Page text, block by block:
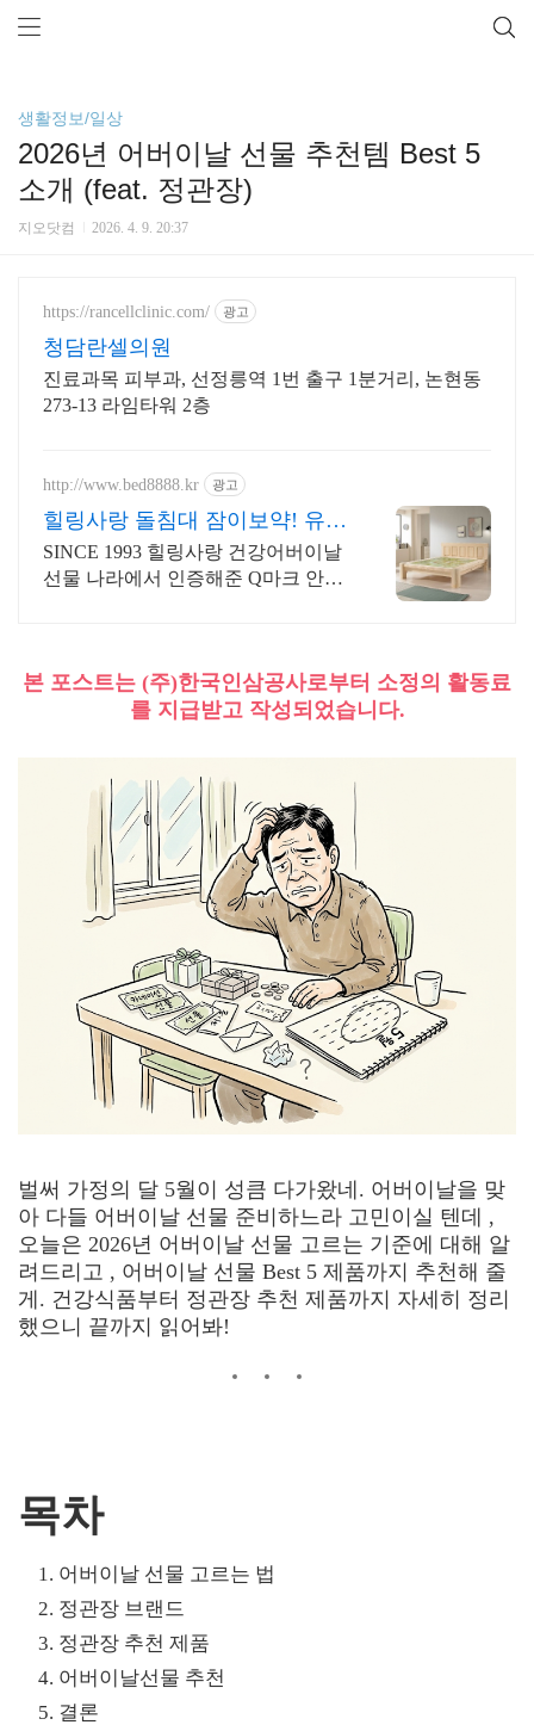
생활정보/일상
2026년 어버이날 선물 추천템 Best 5
소개 (feat. 정관장)
지오닷컴 2026. 4. 9. 20:37
https://rancellclinic.com/ 광고
청담란셀의원
진료과목 피부과, 선정릉역 1번 출구 1분거리, 논현동
273-13 라임타워 2층
http://www.bed8888.kr 광고
힐링사랑 돌침대 잠이보약! 유튜
브 돌침대TV 운영!
SINCE 1993 힐링사랑 건강어버이날
선물 나라에서 인증해준 Q마크 안전
본 포스트는 (주)한국인삼공사로부터 소정의 활동료
를 지급받고 작성되었습니다.
벌써 가정의 달 5월이 성큼 다가왔네. 어버이날을 맞
아 다들 어버이날 선물 준비하느라 고민이실 텐데 ,
오늘은 2026년 어버이날 선물 고르는 기준에 대해 알
려드리고 , 어버이날 선물 Best 5 제품까지 추천해 줄
게. 건강식품부터 정관장 추천 제품까지 자세히 정리
했으니 끝까지 읽어봐!
목차
어버이날 선물 고르는 법
정관장 브랜드
정관장 추천 제품
어버이날선물 추천
결론